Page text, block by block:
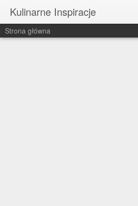
Kulinarne Inspiracje
Strona główna